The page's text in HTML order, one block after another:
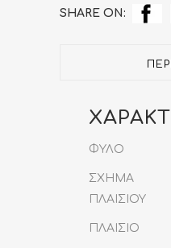
Strap
SHARE ON:
ΦΥΛΟ
ΣΧΗΜΑ
ΠΛΑΙΣΙΟΥ
ΠΛΑΙΣΙΟ